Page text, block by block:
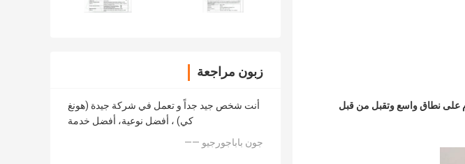
زبون مراجعة
أنت شخص جيد جداً و تعمل في شركة جيدة (هونغ
كي) ، أفضل نوعية، أفضل خدمة
—— جون باباجورجيو
على نطاق واسع وتقبل من قبل